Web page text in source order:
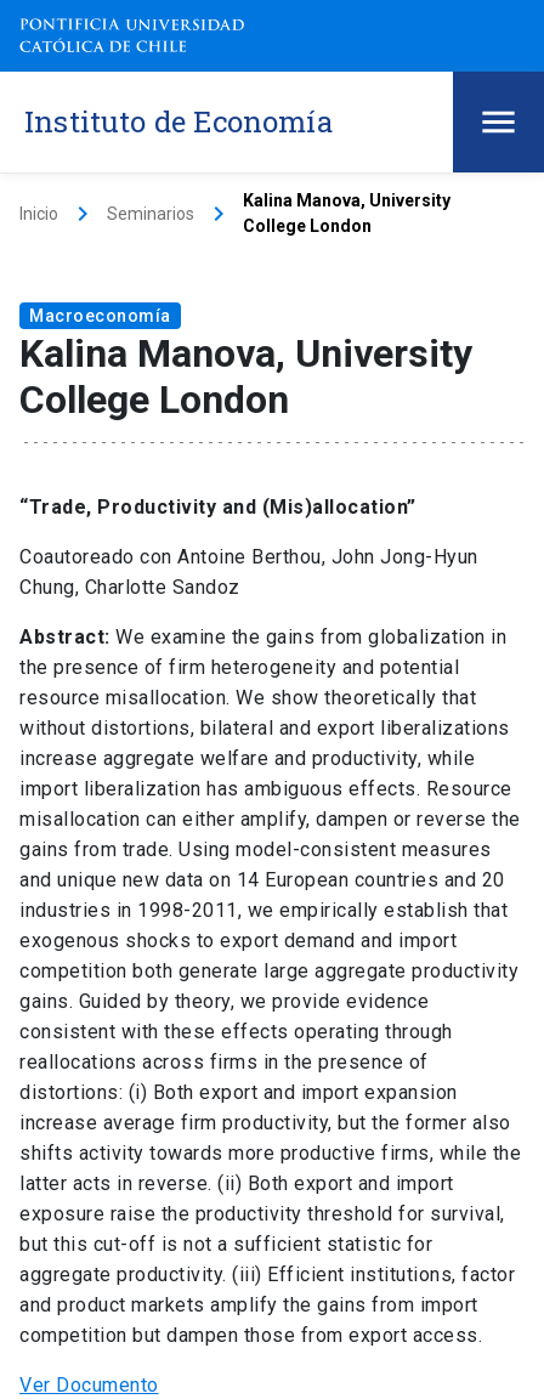
Instituto de Economía
Inicio keyboard_arrow_right Seminarios keyboard_arrow_right
Kalina Manova, University
College London
Macroeconomía
Kalina Manova, University
College London
“Trade, Productivity and (Mis)allocation”
Coautoreado con Antoine Berthou, John Jong-Hyun
Chung, Charlotte Sandoz
Abstract: We examine the gains from globalization in
the presence of firm heterogeneity and potential
resource misallocation. We show theoretically that
without distortions, bilateral and export liberalizations
increase aggregate welfare and productivity, while
import liberalization has ambiguous effects. Resource
misallocation can either amplify, dampen or reverse the
gains from trade. Using model-consistent measures
and unique new data on 14 European countries and 20
industries in 1998-2011, we empirically establish that
exogenous shocks to export demand and import
competition both generate large aggregate productivity
gains. Guided by theory, we provide evidence
consistent with these effects operating through
reallocations across firms in the presence of
distortions: (i) Both export and import expansion
increase average firm productivity, but the former also
shifts activity towards more productive firms, while the
latter acts in reverse. (ii) Both export and import
exposure raise the productivity threshold for survival,
but this cut-off is not a sufficient statistic for
aggregate productivity. (iii) Efficient institutions, factor
and product markets amplify the gains from import
competition but dampen those from export access.
Ver Documento